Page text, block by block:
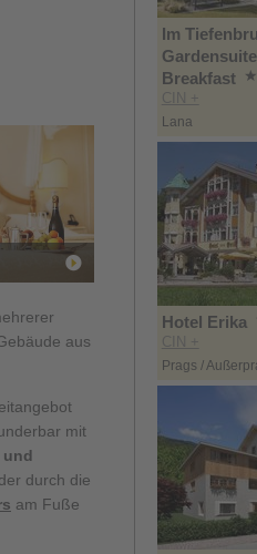
aus
mit
und
durch die
am Fuße
Im
Breakfast
CIN +
Lana
Hotel Erika
CIN +
Prags /